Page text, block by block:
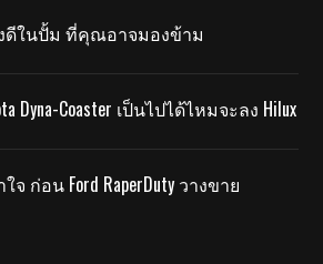
ดีในปั้ม ที่คุณอาจมองข้าม
Dyna-Coaster เป็นไปได้ไหมจะลง Hilux
ใจ ก่อน Ford RaperDuty วางขาย